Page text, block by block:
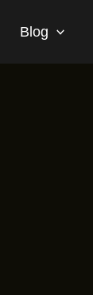
Blog